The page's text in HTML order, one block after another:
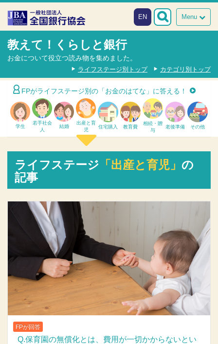
本文へスキップ
障がい者向け相談窓口
Menu
EN
教えて！くらしと銀行
お金について役立つ読み物を集めました。
ライフステージ別トップ カテゴリ別トップ
FPがライフステージ別の「お金のはてな」に答える！
学生
若手社会
人
結婚
出産と育
児
住宅購入 教育費
相続・贈
与
老後準備 その他
ライフステージ 「出産と育児」 の
記事
FPが回答
Q.保育園の無償化とは、費用が一切かからないとい